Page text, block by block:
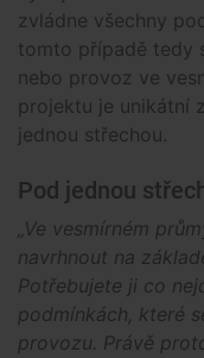
zvládne všechny
tomto případě tedy
nebo provoz ve
projektu je unikátní
jednou střechou.
Pod jednou
„Ve vesmírném
navrhnout na
Potřebujete ji co
podmínkách, které
provozu. Právě